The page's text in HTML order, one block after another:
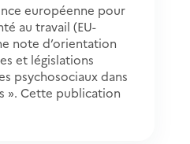
européenne pour
au travail (EU-
note d’orientation
et législations
psychosociaux dans
». Cette publication